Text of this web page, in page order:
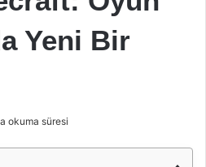
Yeni Bir
okuma süresi